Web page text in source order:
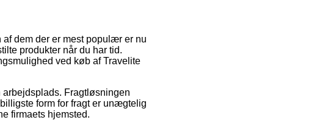
dem der er mest populær er nu
produkter når du har tid.
ved køb af Travelite
Fragtløsningen
form for fragt er unægtelig
firmaets hjemsted.